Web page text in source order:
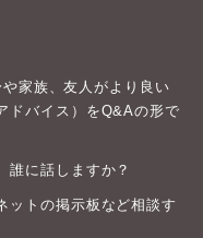
家族、友人がより良い
ドバイス）をQ&Aの形で
誰に話しますか？
ットの掲示板など相談す